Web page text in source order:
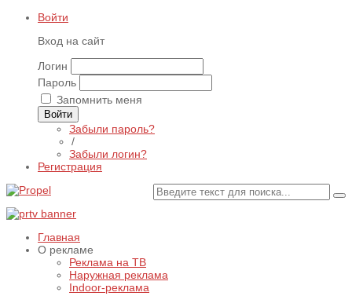
Войти
Вход на сайт
Логин
Пароль
Запомнить меня
Войти
Забыли пароль?
/
Забыли логин?
Регистрация
Главная
О рекламе
Реклама на ТВ
Наружная реклама
Indoor-реклама